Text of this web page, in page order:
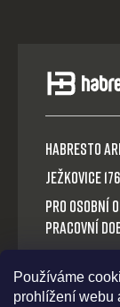
Používáme
prohlížení webu
HABRESTO
Ježkovice
Pro osobní
pracovní
Platba v
Volejte: